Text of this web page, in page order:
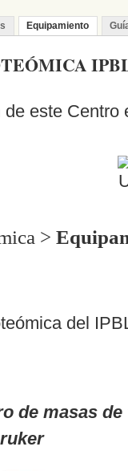
Equipamiento
este
>
del
de masas